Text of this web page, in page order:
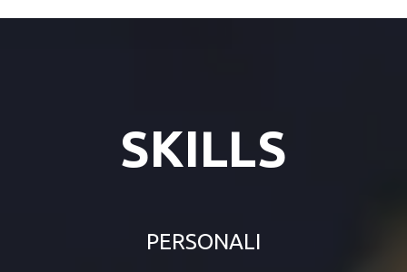
SKILLS
PERSONALI